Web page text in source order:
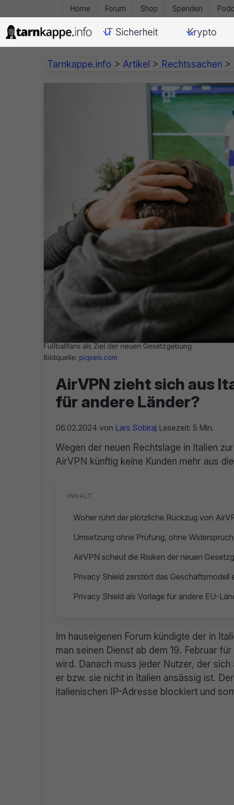
Home Forum Shop Spenden
IT Sicherheit Krypto
Tarnkappe.info > Artikel > Rechtssachen >
Fußballfans als Ziel der neuen Gesetzgebung
Bildquelle: piqsels.com
AirVPN zieht sich aus
für andere Länder?
06.02.2024 von Lars Sobiraj Lesezeit: 5 Min.
Wegen der neuen Rechtslage in Italien
AirVPN künftig keine Kunden mehr aus
INHALT
Woher rührt der plötzliche Rückzug von
Umsetzung ohne Prüfung, ohne
AirVPN scheut die Risiken der neuen
Privacy Shield zerstört das Geschäftsmodell
Privacy Shield als Vorlage für andere EU-
Im hauseigenen Forum kündigte der in
man seinen Dienst ab dem 19. Februar
wird. Danach muss jeder Nutzer, der
er bzw. sie nicht in Italien ansässig ist.
italienischen IP-Adresse blockiert und